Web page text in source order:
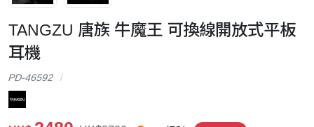
TANGZU 唐族 牛魔王 可換線開放式平板
耳機
PD-46592